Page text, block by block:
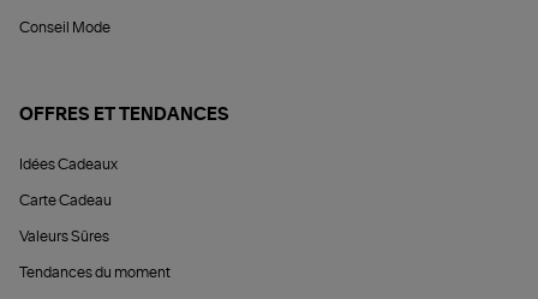
Conseil Mode
OFFRES ET TENDANCES
Idées Cadeaux
Carte Cadeau
Valeurs Sûres
Tendances du moment